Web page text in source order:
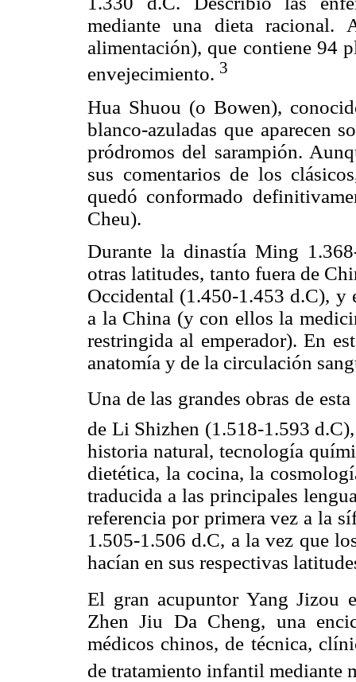
mediante una dieta racional.
alimentación), que contiene 94
envejecimiento. 3
Hua Shuou (o Bowen),
blanco-azuladas que aparecen
pródromos del sarampión.
sus comentarios de los
quedó conformado
Cheu).
Durante la dinastía Ming
otras latitudes, tanto fuera de
Occidental (1.450-1.453 d.C), y
a la China (y con ellos la
restringida al emperador). En
anatomía y de la circulación
Una de las grandes obras de esta
de Li Shizhen (1.518-1.593
historia natural, tecnología
dietética, la cocina, la
traducida a las principales
referencia por primera vez a la
1.505-1.506 d.C, a la vez que
hacían en sus respectivas
El gran acupuntor Yang Jizou
Zhen Jiu Da Cheng, una
médicos chinos, de técnica,
de tratamiento infantil mediante